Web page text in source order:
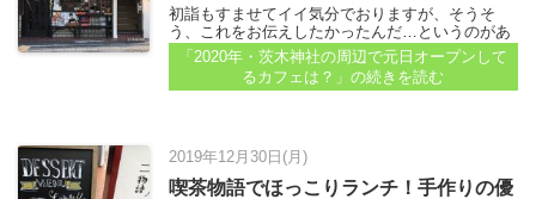
初詣もすませてイイ気分でおりますが、そうそ
う、これをお伝えしたかったんだ…というのがあ
るので、アップしまーす...
「2020年・茨木神社の周辺で元日オープンして
るカフェは？」の続きを読む
2019年12月30日(月)
喫茶物語でほっこりランチ！手作りの優